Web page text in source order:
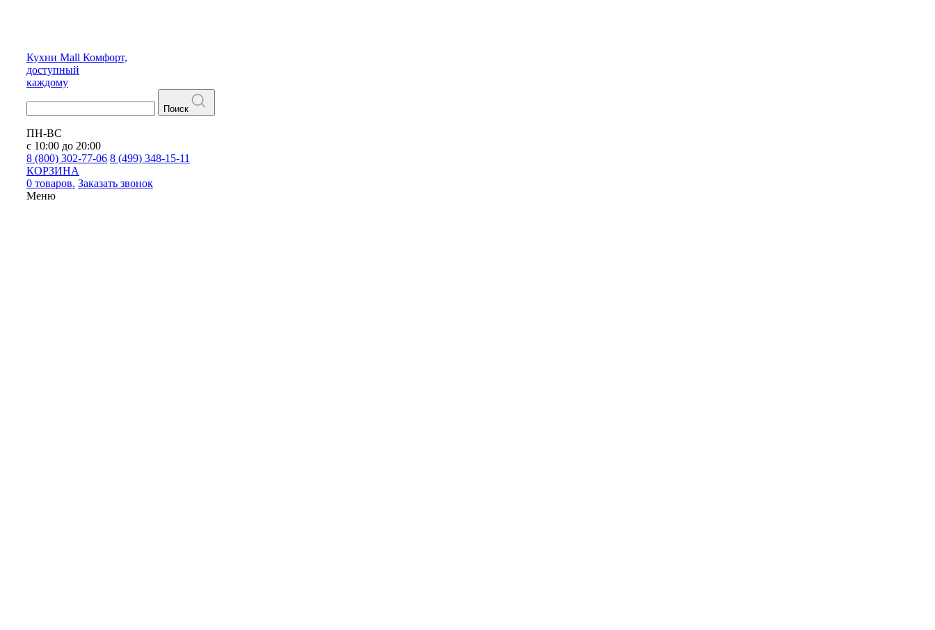
Кухни Mall Комфорт,
доступный
каждому
Поиск
ПН-ВС
с 10:00 до 20:00
8 (800) 302-77-06 8 (499) 348-15-11
КОРЗИНА
0 товаров. Заказать звонок
Меню